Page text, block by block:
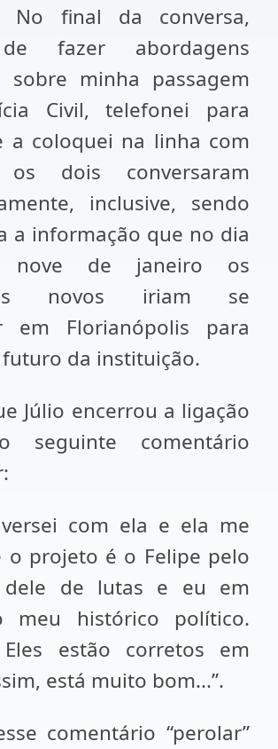
No final da conversa,
fazer abordagens
sobre minha passagem
Civil, telefonei para
a coloquei na linha com
dois conversaram
inclusive, sendo
a informação que no dia
de janeiro os
novos iriam se
em Florianópolis para
da instituição.
Júlio encerrou a ligação
seguinte comentário
com ela e ela me
o projeto é o Felipe pelo
dele de lutas e eu em
meu histórico político.
estão corretos em
está muito bom...”.
comentário “perolar”